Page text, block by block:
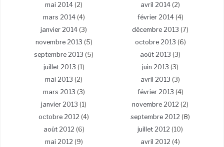
mai 2014 (2) avril 2014 (2)
mars 2014(4) février 2014(4)
janvier 2014 (3) décembre 2013 (7)
novembre 2013 (5) octobre 2013 (6)
septembre 2013 (5) août 2013 (3)
juillet 2013 (1) juin 2013 (3)
mai 2013 (2) avril 2013 (3)
mars 2013 (3) février 2013 (4)
janvier 2013 (1) novembre 2012 (2)
octobre 2012 (4) septembre 2012 (8)
août 2012 (6) juillet 2012 (10)
mai 2012 (9) avril 2012 (4)